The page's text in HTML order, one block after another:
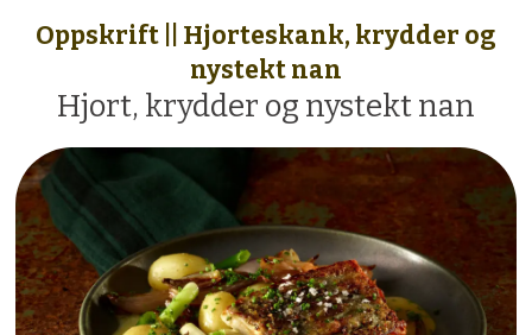
Oppskrift || Hjorteskank, krydder og
nystekt nan
Hjort, krydder og nystekt nan